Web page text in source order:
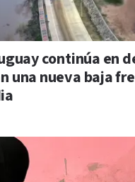
continúa en
una nueva baja